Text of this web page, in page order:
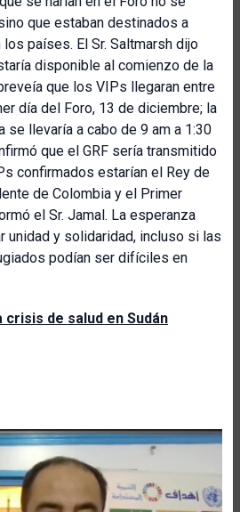
que estaban destinados a
países. El Sr. Saltmarsh dijo
disponible al comienzo de la
que los VIPs llegaran entre
día del Foro, 13 de diciembre; la
se llevaría a cabo de 9 am a 1:30
que el GRF sería transmitido
confirmados estarían el Rey de
de Colombia y el Primer
el Sr. Jamal. La esperanza
unidad y solidaridad, incluso si las
podían ser difíciles en
de salud en Sudán